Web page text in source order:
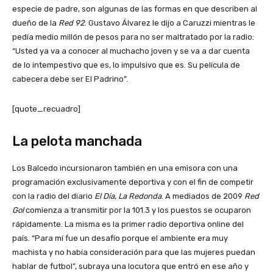
especie de padre, son algunas de las formas en que describen al
dueño de la Red 92. Gustavo Álvarez le dijo a Caruzzi mientras le
pedía medio millón de pesos para no ser maltratado por la radio:
“Usted ya va a conocer al muchacho joven y se va a dar cuenta
de lo intempestivo que es, lo impulsivo que es. Su película de
cabecera debe ser El Padrino”.
[quote_recuadro]
La pelota manchada
Los Balcedo incursionaron también en una emisora con una
programación exclusivamente deportiva y con el fin de competir
con la radio del diario El Día, La Redonda. A mediados de 2009 Red
Golcomienza a transmitir por la 101.3 y los puestos se ocuparon
rápidamente. La misma es la primer radio deportiva online del
país. “Para mí fue un desafío porque el ambiente era muy
machista y no había consideración para que las mujeres puedan
hablar de futbol”, subraya una locutora que entró en ese año y